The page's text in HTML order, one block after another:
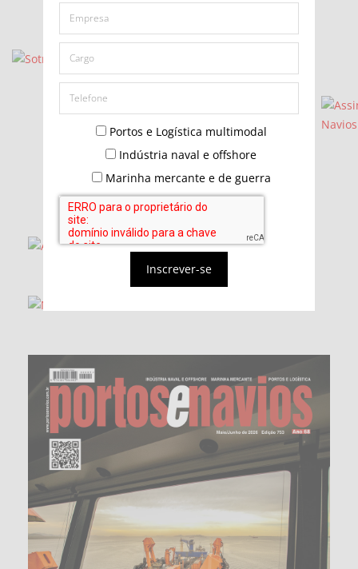
Portos e Logística multimodal
Indústria naval e offshore
Marinha mercante e de guerra
Inscrever-se